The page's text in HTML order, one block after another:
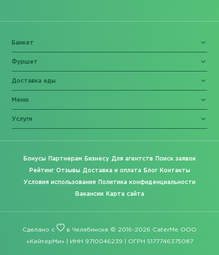
Банкет
Фуршет
Доставка еды
Меню
Услуги
Бонусы Партнерам Бизнесу Для агентств Поиск заявок
Рейтинг Отзывы Доставка и оплата Блог Контакты
Условия использования Политика конфиденциальности
Вакансии Карта сайта
Сделано с в Челябинске © 2016-2026 CaterMe ООО
«КейтерМи» | ИНН 9710046239 | ОГРН 5177746375087